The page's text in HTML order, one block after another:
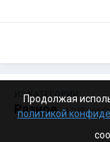
ИЗ КАТЕГОРИИ:
Разное · 4 199
Продолжая
политикой